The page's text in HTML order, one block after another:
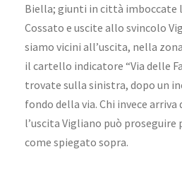
Biella; giunti in città imboccate
Cossato e uscite allo svincolo
siamo vicini all’uscita, nella
il cartello indicatore “Via delle
trovate sulla sinistra, dopo un
fondo della via. Chi invece arriva
l’uscita Vigliano può
come spiegato sopra.